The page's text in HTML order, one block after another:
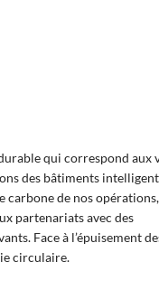
qui correspond aux
des bâtiments
de nos
partenariats avec des
Face à l’épuisement
circulaire.